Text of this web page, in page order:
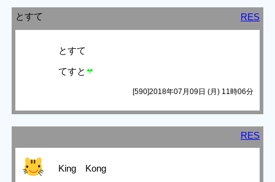
とすて RES
とすて
てすと
[590]2018年07月09日 (月) 11時06分
RES
King Kong